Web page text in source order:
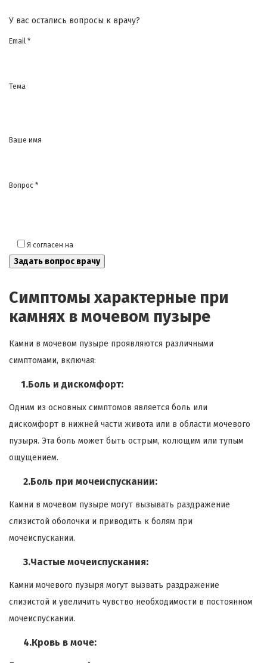
У вас остались вопросы к врачу?
Email *
Тема
Ваше имя
Вопрос *
Я согласен на
Симптомы характерные при
камнях в мочевом пузыре
Камни в мочевом пузыре проявляются различными
симптомами, включая:
1.Боль и дискомфорт:
Одним из основных симптомов является боль или
дискомфорт в нижней части живота или в области мочевого
пузыря. Эта боль может быть острым, колющим или тупым
ощущением.
2.Боль при мочеиспускании:
Камни в мочевом пузыре могут вызывать раздражение
слизистой оболочки и приводить к болям при
мочеиспускании.
3.Частые мочеиспускания:
Камни мочевого пузыря могут вызвать раздражение
слизистой и увеличить чувство необходимости в постоянном
мочеиспускании.
4.Кровь в моче: